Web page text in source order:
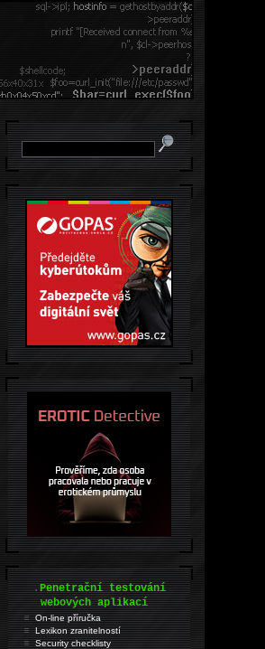
.Penetrační testování
webových aplikací
On-line příručka
Lexikon zranitelností
Security checklisty